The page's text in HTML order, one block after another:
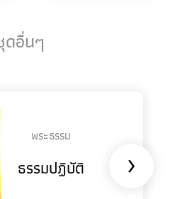
ดอื่นๆ
พระธรรม
ธรรมปฏิบัติ ›